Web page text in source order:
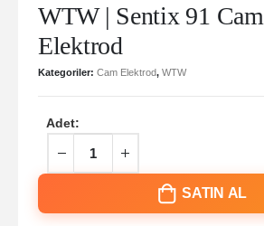
WTW | Sentix 91 Cam
Elektrod
Kategoriler: Cam Elektrod, WTW
Adet:
SATIN AL